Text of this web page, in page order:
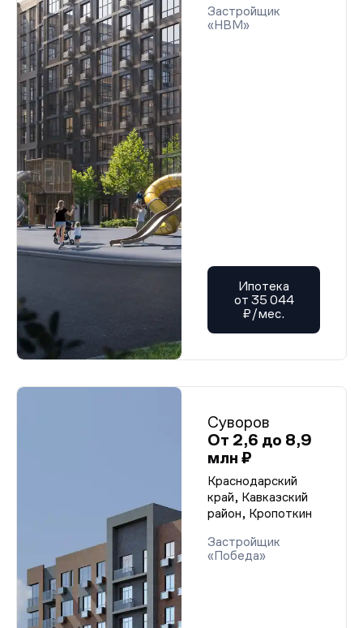
Застройщик
«НВМ»
Ипотека
от 35 044
₽/мес.
Суворов
От 2,6 до 8,9
млн ₽
Краснодарский
край, Кавказский
район, Кропоткин
Застройщик
«Победа»